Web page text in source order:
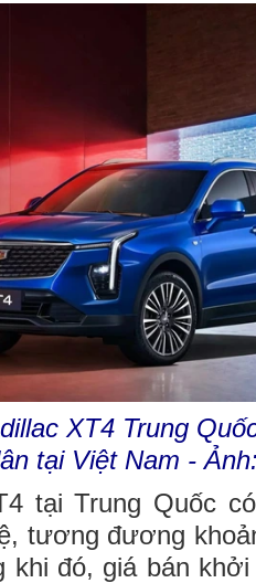
XT4 Trung
tại Việt Nam -
tại Trung Quốc
tương đương
khi đó, giá bán